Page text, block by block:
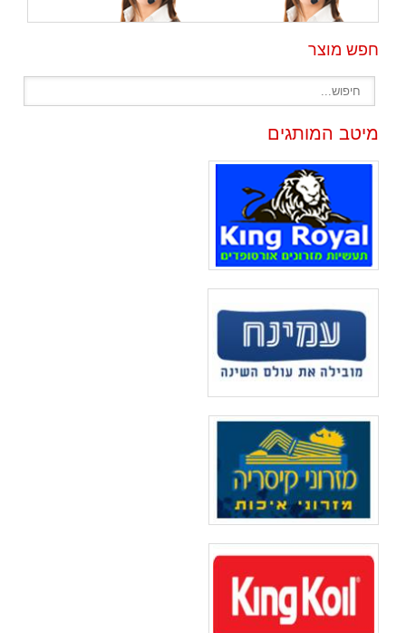
חפש מוצר
מיטב המותגים